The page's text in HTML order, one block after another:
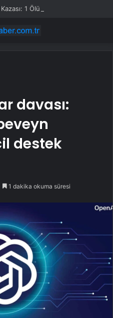
1 Ölü, 3 Yaralı
davası:
destek
1 dakika okuma süresi